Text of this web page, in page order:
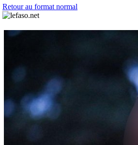
Retour au format normal